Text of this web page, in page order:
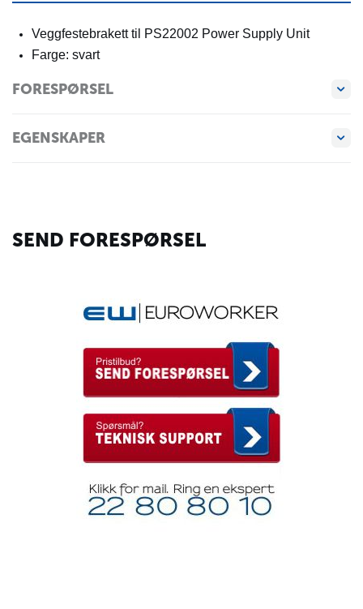
Veggfestebrakett til PS22002 Power Supply Unit
Farge: svart
FORESPØRSEL
EGENSKAPER
SEND FORESPØRSEL